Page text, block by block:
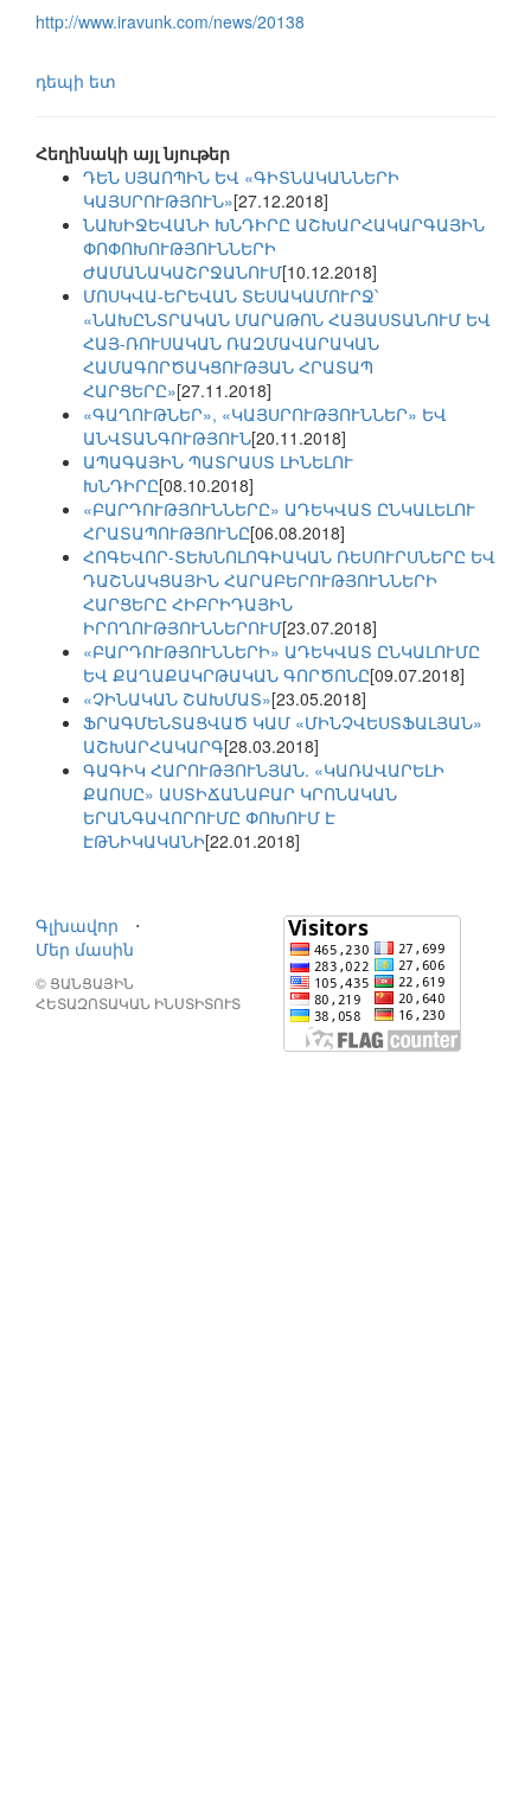
http://www.iravunk.com/news/20138
դեպի ետ
Հեղինակի այլ նյութեր
ԴԵՆ ՍՅԱՈՊԻՆ ԵՎ «ԳԻՏՆԱԿԱՆՆԵՐԻ
ԿԱՅՍՐՈՒԹՅՈՒՆ»[27.12.2018]
ՆԱԽԻՋԵՎԱՆԻ ԽՆԴԻՐԸ ԱՇԽԱՐՀԱԿԱՐԳԱՅԻՆ
ՓՈՓՈԽՈՒԹՅՈՒՆՆԵՐԻ
ԺԱՄԱՆԱԿԱՇՐՋԱՆՈՒՄ[10.12.2018]
ՄՈՍԿՎԱ-ԵՐԵՎԱՆ ՏԵՍԱԿԱՄՈՒՐՋ՝
«ՆԱԽԸՆՏՐԱԿԱՆ ՄԱՐԱԹՈՆ ՀԱՅԱՍՏԱՆՈՒՄ ԵՎ
ՀԱՅ-ՌՈՒՍԱԿԱՆ ՌԱԶՄԱՎԱՐԱԿԱՆ
ՀԱՄԱԳՈՐԾԱԿՑՈՒԹՅԱՆ ՀՐԱՏԱՊ
ՀԱՐՑԵՐԸ»[27.11.2018]
«ԳԱՂՈՒԹՆԵՐ», «ԿԱՅՍՐՈՒԹՅՈՒՆՆԵՐ» ԵՎ
ԱՆՎՏԱՆԳՈՒԹՅՈՒՆ[20.11.2018]
ԱՊԱԳԱՅԻՆ ՊԱՏՐԱՍՏ ԼԻՆԵԼՈՒ
ԽՆԴԻՐԸ[08.10.2018]
«ԲԱՐԴՈՒԹՅՈՒՆՆԵՐԸ» ԱԴԵԿՎԱՏ ԸՆԿԱԼԵԼՈՒ
ՀՐԱՏԱՊՈՒԹՅՈՒՆԸ[06.08.2018]
ՀՈԳԵՎՈՐ-ՏԵԽՆՈԼՈԳԻԱԿԱՆ ՌԵՍՈՒՐՍՆԵՐԸ ԵՎ
ԴԱՇՆԱԿՑԱՅԻՆ ՀԱՐԱԲԵՐՈՒԹՅՈՒՆՆԵՐԻ
ՀԱՐՑԵՐԸ ՀԻԲՐԻԴԱՅԻՆ
ԻՐՈՂՈՒԹՅՈՒՆՆԵՐՈՒՄ[23.07.2018]
«ԲԱՐԴՈՒԹՅՈՒՆՆԵՐԻ» ԱԴԵԿՎԱՏ ԸՆԿԱԼՈՒՄԸ
ԵՎ ՔԱՂԱՔԱԿՐԹԱԿԱՆ ԳՈՐԾՈՆԸ[09.07.2018]
«ՉԻՆԱԿԱՆ ՇԱԽՄԱՏ»[23.05.2018]
ՖՐԱԳՄԵՆՏԱՑՎԱԾ ԿԱՄ «ՄԻՆՉՎԵՍՏՖԱԼՅԱՆ»
ԱՇԽԱՐՀԱԿԱՐԳ[28.03.2018]
ԳԱԳԻԿ ՀԱՐՈՒԹՅՈՒՆՅԱՆ. «ԿԱՌԱՎԱՐԵԼԻ
ՔԱՈՍԸ» ԱՍՏԻՃԱՆԱԲԱՐ ԿՐՈՆԱԿԱՆ
ԵՐԱՆԳԱՎՈՐՈՒՄԸ ՓՈԽՈՒՄ Է
ԷԹՆԻԿԱԿԱՆԻ[22.01.2018]
Գլխավոր
⋅
Մեր մասին
© ՑԱՆՑԱՅԻՆ
ՀԵՏԱԶՈՏԱԿԱՆ ԻՆՍՏԻՏՈՒՏ